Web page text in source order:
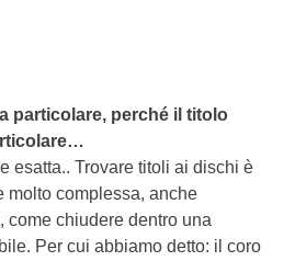
particolare, perché il titolo
esatta.. Trovare titoli ai dischi è
molto complessa, anche
come chiudere dentro una
Per cui abbiamo detto: il coro